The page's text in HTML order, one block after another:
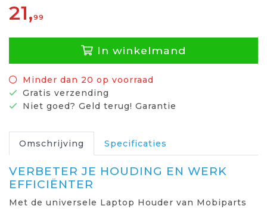
21,99
In winkelmand
Minder dan 20 op voorraad
Gratis verzending
Niet goed? Geld terug! Garantie
Omschrijving Specificaties
VERBETER JE HOUDING EN WERK
EFFICIËNTER
Met de universele Laptop Houder van Mobiparts